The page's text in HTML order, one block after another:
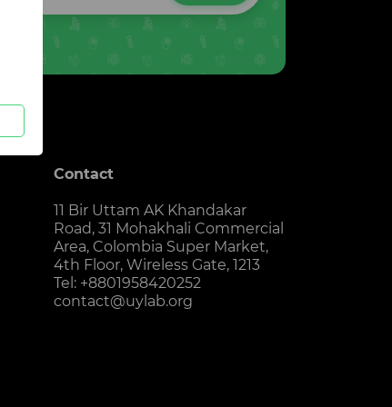
Contact
11 Bir Uttam AK Khandakar
Road, 31 Mohakhali Commercial
Area, Colombia Super Market,
4th Floor, Wireless Gate, 1213
Tel: +8801958420252
contact@uylab.org